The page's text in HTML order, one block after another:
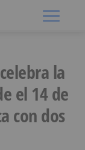
la
el 14 de
con dos